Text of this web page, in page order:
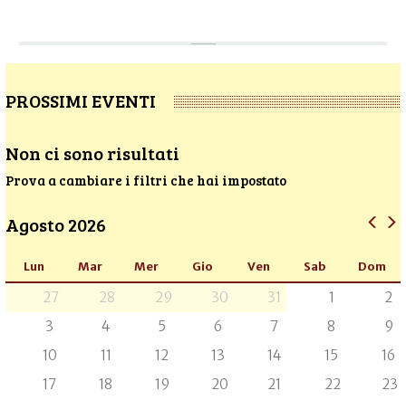
PROSSIMI EVENTI
Non ci sono risultati
Prova a cambiare i filtri che hai impostato
Agosto 2026
Lun Mar Mer Gio Ven Sab Dom
27 28 29 30 31 1
2
3
4 5 6 7 8
9
10
11 12 13 14 15
16
17
18 19 20 21 22
23